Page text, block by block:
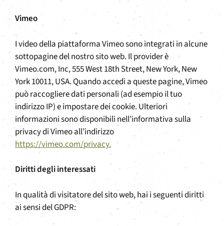
Vimeo
I video della piattaforma Vimeo sono integrati in alcune
sottopagine del nostro sito web. Il provider è
Vimeo.com, Inc, 555 West 18th Street, New York, New
York 10011, USA. Quando accedi a queste pagine, Vimeo
può raccogliere dati personali (ad esempio il tuo
indirizzo IP) e impostare dei cookie. Ulteriori
informazioni sono disponibili nell’informativa sulla
privacy di Vimeo all’indirizzo
https://vimeo.com/privacy.
Diritti degli interessati
In qualità di visitatore del sito web, hai i seguenti diritti
ai sensi del GDPR: